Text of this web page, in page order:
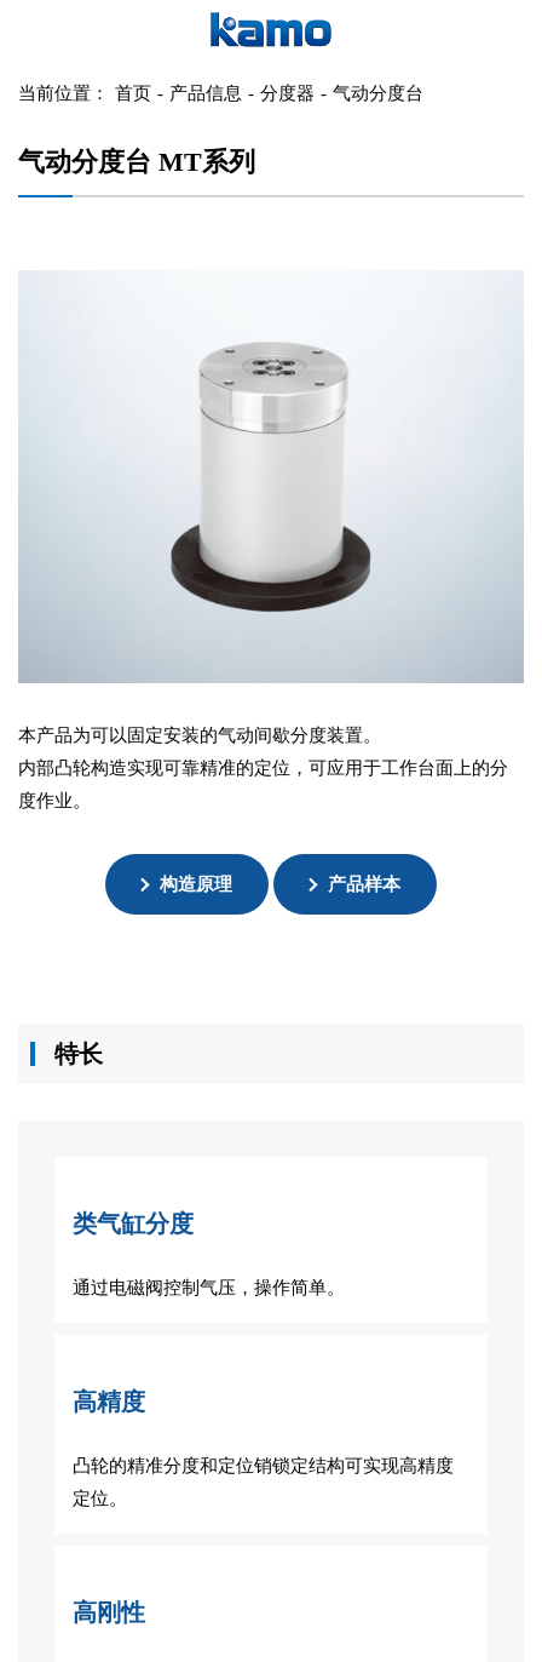
当前位置： 首页 - 产品信息 - 分度器 - 气动分度台
气动分度台 MT系列
本产品为可以固定安装的气动间歇分度装置。
内部凸轮构造实现可靠精准的定位，可应用于工作台面上的分
度作业。
构造原理 产品样本
特长
类气缸分度
通过电磁阀控制气压，操作简单。
高精度
凸轮的精准分度和定位销锁定结构可实现高精度
定位。
高刚性